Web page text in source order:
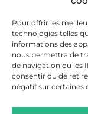
Pour offrir les
technologies telles
informations des
nous permettra de
de navigation ou les
consentir ou de
négatif sur certaines
29 AOÛT
29
MINI